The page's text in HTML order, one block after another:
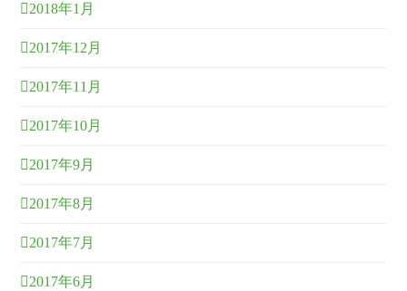
2018年1月
2017年12月
2017年11月
2017年10月
2017年9月
2017年8月
2017年7月
2017年6月